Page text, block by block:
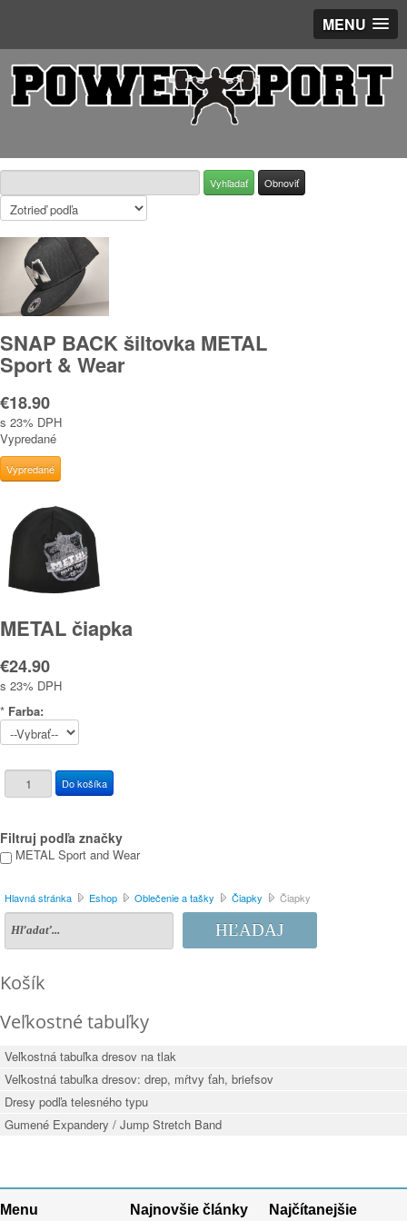
MENU
SNAP BACK šiltovka METAL
Sport & Wear
€18.90
s 23% DPH
Vypredané
METAL čiapka
€24.90
s 23% DPH
* Farba:
Filtruj podľa značky
METAL Sport and Wear
Hlavná stránka Eshop Oblečenie a tašky Čiapky Čiapky
HĽADAJ
Košík
Veľkostné tabuľky
Veľkostná tabuľka dresov na tlak
Veľkostná tabuľka dresov: drep, mŕtvy ťah, briefsov
Dresy podľa telesného typu
Gumené Expandery / Jump Stretch Band
Menu Najnovšie články
Najčítanejšie